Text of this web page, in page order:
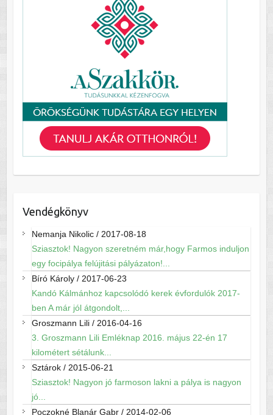
Vendégkönyv
Nemanja Nikolic/ 2017-08-18
Sziasztok! Nagyon szeretném már,hogy Farmos induljon
egy focipálya felújitási pályázaton!...
Bíró Károly/ 2017-06-23
Kandó Kálmánhoz kapcsolódó kerek évfordulók 2017-
ben A már jól átgondolt,...
Groszmann Lili/ 2016-04-16
3. Groszmann Lili Emléknap 2016. május 22-én 17
kilométert sétálunk...
Sztárok/ 2015-06-21
Sziasztok! Nagyon jó farmoson lakni a pálya is nagyon
jó...
Poczokné Blanár Gabr/ 2014-02-06